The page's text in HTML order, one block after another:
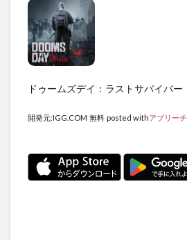
ドゥームズデイ：ラストサバイバー
開発元:IGG.COM 無料 posted withアプリーチ